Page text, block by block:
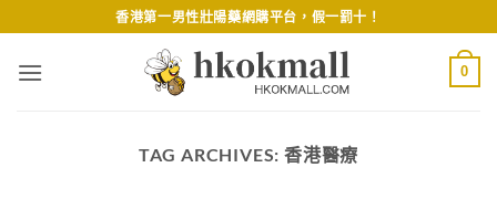
to
content
香港第一男性壯陽藥網購平台，假一罰十！
0
TAG ARCHIVES: 香港醫療